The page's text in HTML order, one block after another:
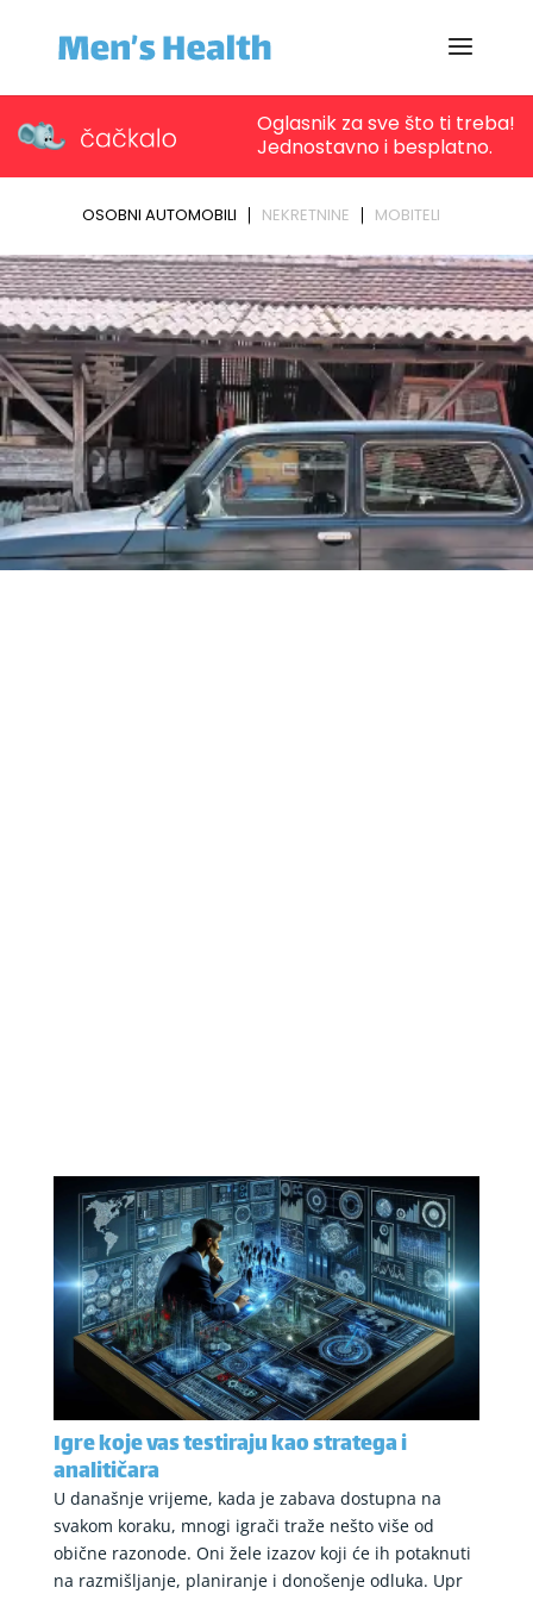
Igre koje vas testiraju kao stratega i
analitičara
U današnje vrijeme, kada je zabava dostupna na
svakom koraku, mnogi igrači traže nešto više od
obične razonode. Oni žele izazov koji će ih potaknuti
na razmišljanje, planiranje i donošenje odluka. Upr